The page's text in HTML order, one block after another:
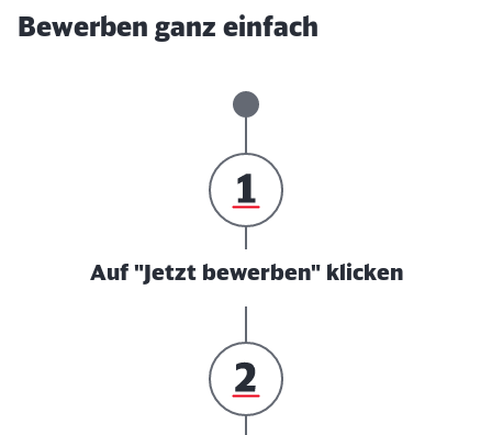
Bewerben ganz einfach
Auf "Jetzt bewerben" klicken